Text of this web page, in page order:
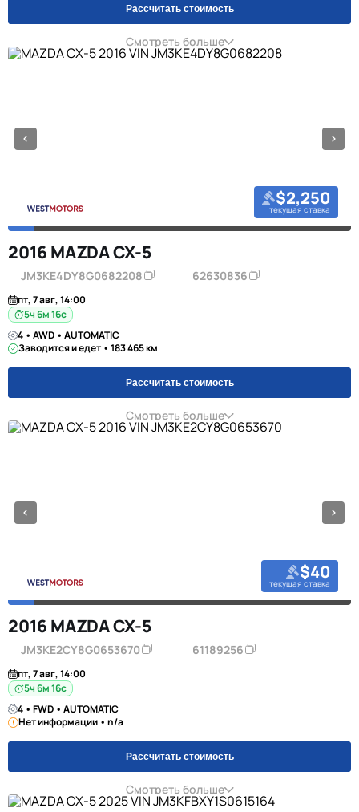
Рассчитать стоимость
Смотреть больше
$2,250
текущая ставка
2016 MAZDA CX-5
JM3KE4DY8G0682208 62630836
пт, 7 авг, 14:00
5ч 6м 16с
4 • AWD • AUTOMATIC
Заводится и едет • 183 465 км
Рассчитать стоимость
Смотреть больше
$40
текущая ставка
2016 MAZDA CX-5
JM3KE2CY8G0653670 61189256
пт, 7 авг, 14:00
5ч 6м 16с
4 • FWD • AUTOMATIC
Нет информации • n/a
Рассчитать стоимость
Смотреть больше